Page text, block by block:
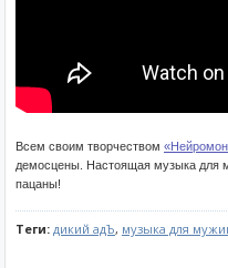
Всем своим творчеством
демосцены. Настоящая музыка для
пацаны!
Теги: дикий адЪ, музыка для